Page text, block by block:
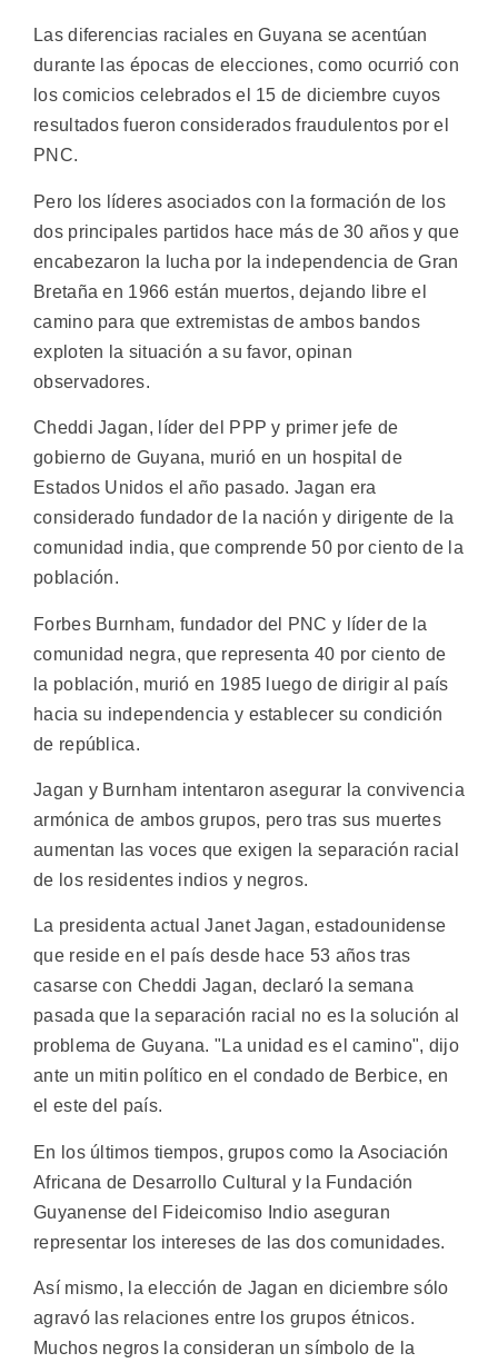
Las diferencias raciales en Guyana se acentúan
durante las épocas de elecciones, como ocurrió con
los comicios celebrados el 15 de diciembre cuyos
resultados fueron considerados fraudulentos por el
PNC.
Pero los líderes asociados con la formación de los
dos principales partidos hace más de 30 años y que
encabezaron la lucha por la independencia de Gran
Bretaña en 1966 están muertos, dejando libre el
camino para que extremistas de ambos bandos
exploten la situación a su favor, opinan
observadores.
Cheddi Jagan, líder del PPP y primer jefe de
gobierno de Guyana, murió en un hospital de
Estados Unidos el año pasado. Jagan era
considerado fundador de la nación y dirigente de la
comunidad india, que comprende 50 por ciento de la
población.
Forbes Burnham, fundador del PNC y líder de la
comunidad negra, que representa 40 por ciento de
la población, murió en 1985 luego de dirigir al país
hacia su independencia y establecer su condición
de república.
Jagan y Burnham intentaron asegurar la convivencia
armónica de ambos grupos, pero tras sus muertes
aumentan las voces que exigen la separación racial
de los residentes indios y negros.
La presidenta actual Janet Jagan, estadounidense
que reside en el país desde hace 53 años tras
casarse con Cheddi Jagan, declaró la semana
pasada que la separación racial no es la solución al
problema de Guyana. "La unidad es el camino", dijo
ante un mitin político en el condado de Berbice, en
el este del país.
En los últimos tiempos, grupos como la Asociación
Africana de Desarrollo Cultural y la Fundación
Guyanense del Fideicomiso Indio aseguran
representar los intereses de las dos comunidades.
Así mismo, la elección de Jagan en diciembre sólo
agravó las relaciones entre los grupos étnicos.
Muchos negros la consideran un símbolo de la